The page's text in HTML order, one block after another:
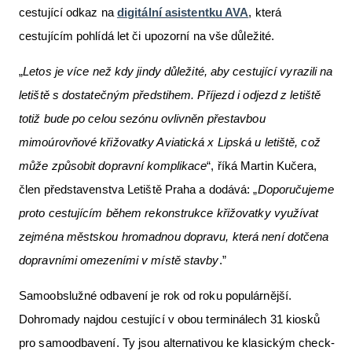
cestující odkaz na digitální asistentku AVA, která
cestujícím pohlídá let či upozorní na vše důležité.
„Letos je více než kdy jindy důležité, aby cestující vyrazili na
letiště s dostatečným předstihem. Příjezd i odjezd z letiště
totiž bude po celou sezónu ovlivněn přestavbou
mimoúrovňové křižovatky Aviatická x Lipská u letiště, což
může způsobit dopravní komplikace“, říká Martin Kučera,
člen představenstva Letiště Praha a dodává: „Doporučujeme
proto cestujícím během rekonstrukce křižovatky využívat
zejména městskou hromadnou dopravu, která není dotčena
dopravními omezeními v místě stavby.”
Samoobslužné odbavení je rok od roku populárnější.
Dohromady najdou cestující v obou terminálech 31 kiosků
pro samoodbavení. Ty jsou alternativou ke klasickým check-